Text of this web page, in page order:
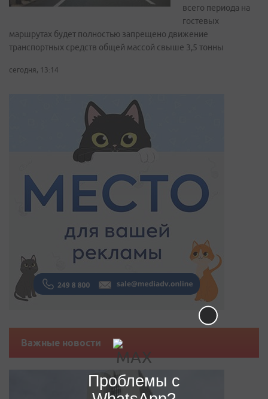
всего периода на
гостевых
маршрутах будет полностью запрещено движение
транспортных средств общей массой свыше 3,5 тонны
сегодня, 13:14
Важные новости
Проблемы с